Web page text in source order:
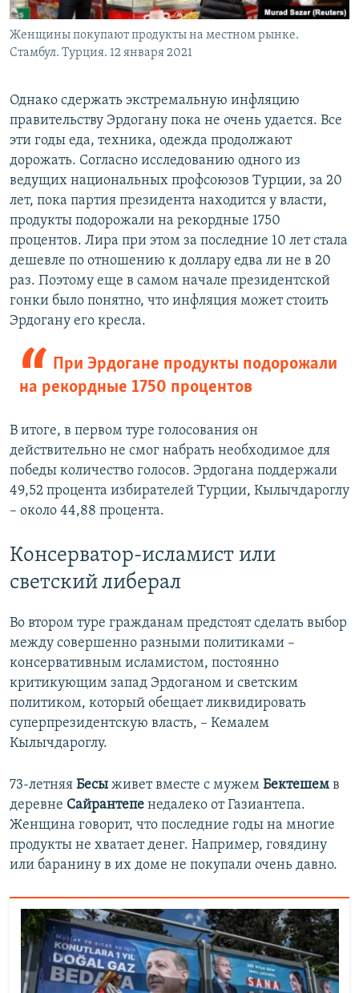
Женщины покупают продукты на местном рынке.
Стамбул. Турция. 12 января 2021
Однако сдержать экстремальную инфляцию
правительству Эрдогану пока не очень удается. Все
эти годы еда, техника, одежда продолжают
дорожать. Согласно исследованию одного из
ведущих национальных профсоюзов Турции, за 20
лет, пока партия президента находится у власти,
продукты подорожали на рекордные 1750
процентов. Лира при этом за последние 10 лет стала
дешевле по отношению к доллару едва ли не в 20
раз. Поэтому еще в самом начале президентской
гонки было понятно, что инфляция может стоить
Эрдогану его кресла.
При Эрдогане продукты подорожали
на рекордные 1750 процентов
В итоге, в первом туре голосования он
действительно не смог набрать необходимое для
победы количество голосов. Эрдогана поддержали
49,52 процента избирателей Турции, Кылычдароглу
– около 44,88 процента.
Консерватор-исламист или
светский либерал
Во втором туре гражданам предстоят сделать выбор
между совершенно разными политиками –
консервативным исламистом, постоянно
критикующим запад Эрдоганом и светским
политиком, который обещает ликвидировать
суперпрезидентскую власть, – Кемалем
Кылычдароглу.
73-летняя Бесы живет вместе с мужем Бектешем в
деревне Сайрантепе недалеко от Газиантепа.
Женщина говорит, что последние годы на многие
продукты не хватает денег. Например, говядину
или баранину в их доме не покупали очень давно.